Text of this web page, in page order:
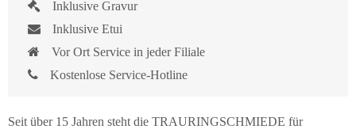
Inklusive Gravur
Inklusive Etui
Vor Ort Service in jeder Filiale
Kostenlose Service-Hotline
Seit über 15 Jahren steht die TRAURINGSCHMIEDE für